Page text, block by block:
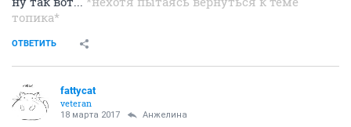
топика*
ОТВЕТИТЬ
fattycat
veteran
18 марта 2017 Aнжелина